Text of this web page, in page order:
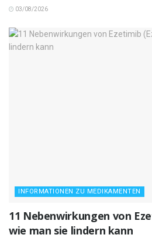
03/08/2026
INFORMATIONEN ZU MEDIKAMENTEN
11 Nebenwirkungen von
wie man sie lindern kann